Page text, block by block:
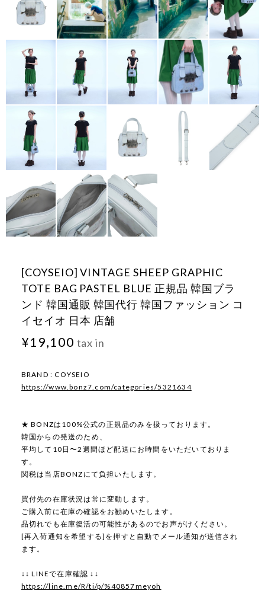
[COYSEIO] VINTAGE SHEEP GRAPHIC
TOTE BAG PASTEL BLUE 正規品 韓国ブラ
ンド 韓国通販 韓国代行 韓国ファッション コ
イセイオ 日本 店舗
¥19,100 tax in
BRAND : COYSEIO
https://www.bonz7.com/categories/5321634
★ BONZは100%公式の正規品のみを扱っております。
韓国からの発送のため、
平均して10日〜2週間ほど配送にお時間をいただいておりま
す。
関税は当店BONZにて負担いたします。
買付先の在庫状況は常に変動します。
ご購入前に在庫の確認をお勧めいたします。
品切れでも在庫復活の可能性があるのでお声がけください。
[再入荷通知を希望する]を押すと自動でメール通知が送信され
ます。
↓↓ LINEで在庫確認 ↓↓
https://line.me/R/ti/p/%40857meyoh